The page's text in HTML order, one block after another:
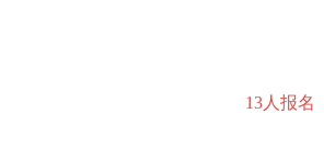
13人报名